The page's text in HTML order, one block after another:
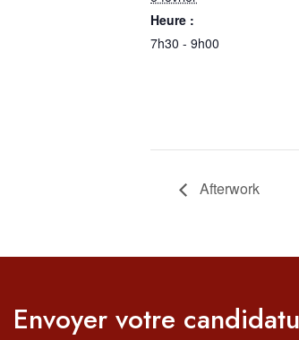
Heure :
7h30 - 9h00
Afterwork
Envoyer votre